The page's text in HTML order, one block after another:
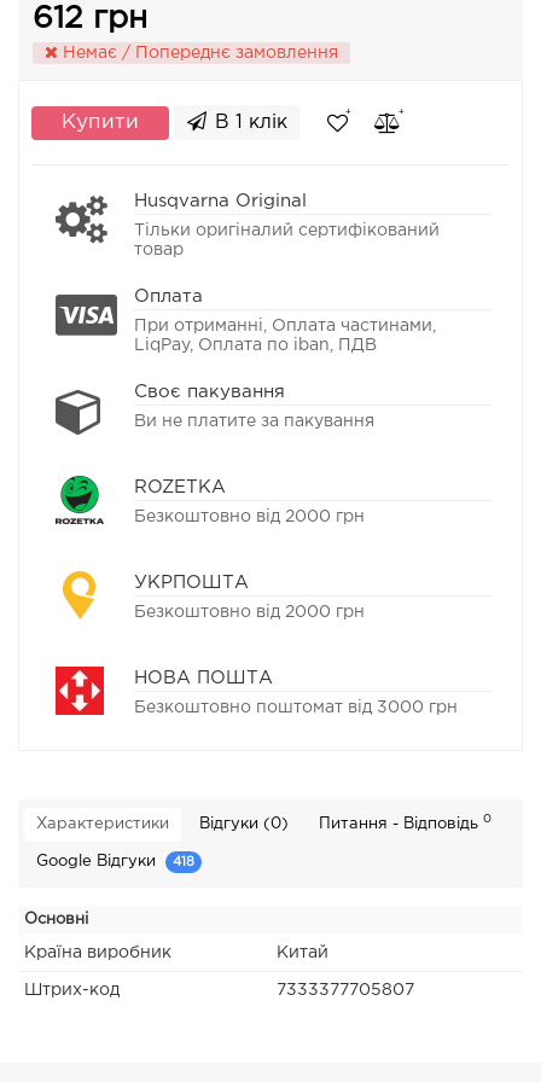
612 грн
Немає / Попереднє замовлення
Купити В 1 клік
Husqvarna Original
Тільки оригіналий сертифікований
товар
Оплата
При отриманні, Оплата частинами,
LiqPay, Оплата по iban, ПДВ
Своє пакування
Ви не платите за пакування
ROZETKA
Безкоштовно від 2000 грн
УКРПОШТА
Безкоштовно від 2000 грн
НОВА ПОШТА
Безкоштовно поштомат від 3000 грн
Характеристики Відгуки (0) Питання - Відповідь 0
Google Відгуки 418
Основні
Країна виробник Китай
Штрих-код 7333377705807